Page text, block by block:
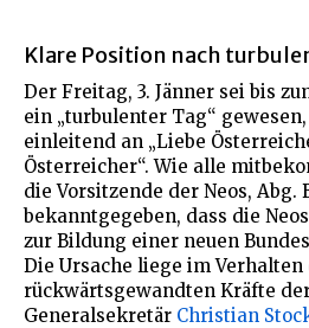
Klare Position nach
Der Freitag, 3. Jänner sei bis
ein „turbulenter Tag“
einleitend an „Liebe
Österreicher“. Wie alle
die Vorsitzende der Neos, Abg.
bekanntgegeben, dass die
zur Bildung einer neuen
Die Ursache liege im Verhalten
rückwärtsgewandten Kräfte der
Generalsekretär Christian